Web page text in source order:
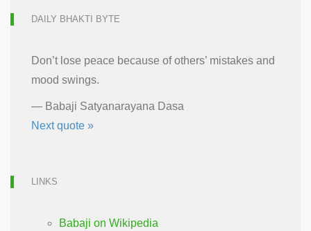
DAILY BHAKTI BYTE
Don’t lose peace because of others’ mistakes and
mood swings.
— Babaji Satyanarayana Dasa
Next quote »
LINKS
Babaji on Wikipedia